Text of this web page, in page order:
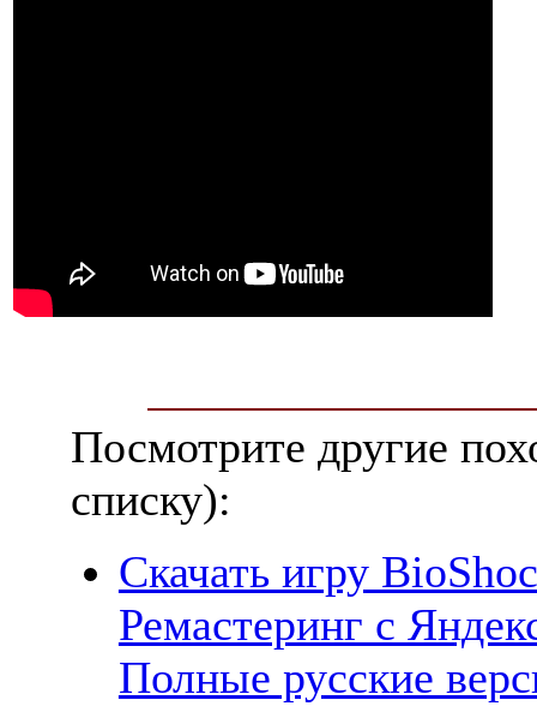
Посмотрите другие
списку):
Скачать игру
Ремастеринг с
Полные русские